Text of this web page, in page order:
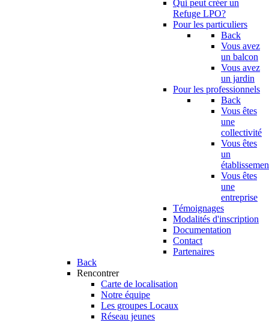
Qui peut créer un
Refuge LPO?
Pour les particuliers
Back
Vous avez
un balcon
Vous avez
un jardin
Pour les professionnels
Back
Vous êtes
une
collectivité
Vous êtes
un
Vous êtes
une
entreprise
Témoignages
Modalités d'inscription
Documentation
Contact
Partenaires
Back
Rencontrer
Carte de localisation
Notre équipe
Les groupes Locaux
Réseau jeunes